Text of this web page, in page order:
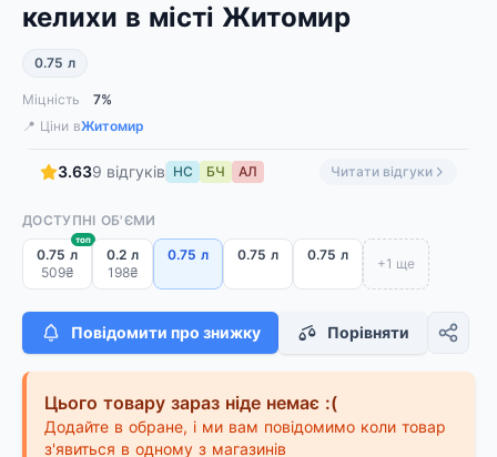
келихи в місті Житомир
0.75 л
Міцність
7%
📍 Ціни вЖитомир
3.639 відгуків НС БЧ АЛ Читати відгуки
ДОСТУПНІ ОБ'ЄМИ
0.75 л
509₴
топ
0.2 л
198₴
0.75 л 0.75 л 0.75 л
+1 ще
Повідомити про знижку Порівняти
Цього товару зараз ніде немає :(
Додайте в обране, і ми вам повідомимо коли товар
з'явиться в одному з магазинів